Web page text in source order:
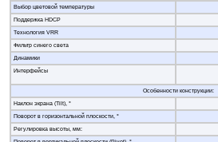
Выбор цветовой температуры
Поддержка HDCP
Технология VRR
Фильтр синего света
Динамики
Интерфейсы
Особенности конструкции:
Наклон экрана (Tilt), °
Поворот в горизонтальной плоскости, °
Регулировка высоты, мм: